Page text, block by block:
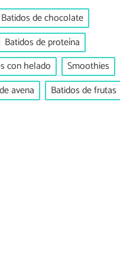
Batidos de chocolate
Batidos de proteína
con helado
Smoothies
avena
Batidos de frutas